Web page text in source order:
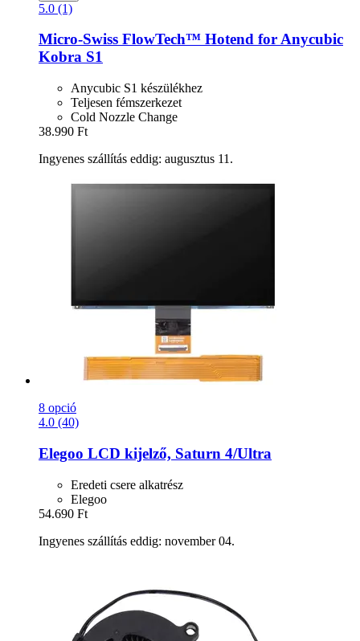
5.0 (1)
Micro-Swiss FlowTech™ Hotend for Anycubic
Kobra S1
Anycubic S1 készülékhez
Teljesen fémszerkezet
Cold Nozzle Change
38.990 Ft
Ingyenes szállítás eddig: augusztus 11.
8 opció
4.0 (40)
Elegoo LCD kijelző, Saturn 4/Ultra
Eredeti csere alkatrész
Elegoo
54.690 Ft
Ingyenes szállítás eddig: november 04.